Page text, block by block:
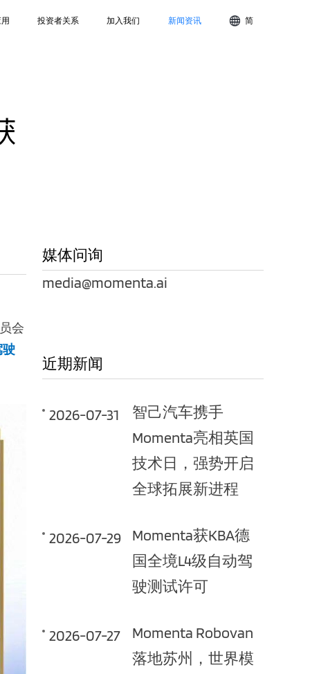
简
投资者关系 加入我们 新闻资讯
会
驶
媒体问询
media@momenta.ai
近期新闻
2026-07-31
智己汽车携手
Momenta亮相英国
技术日，强势开启
全球拓展新进程
2026-07-29
Momenta获KBA德
国全境L4级自动驾
驶测试许可
2026-07-27
Momenta Robovan
落地苏州，世界模